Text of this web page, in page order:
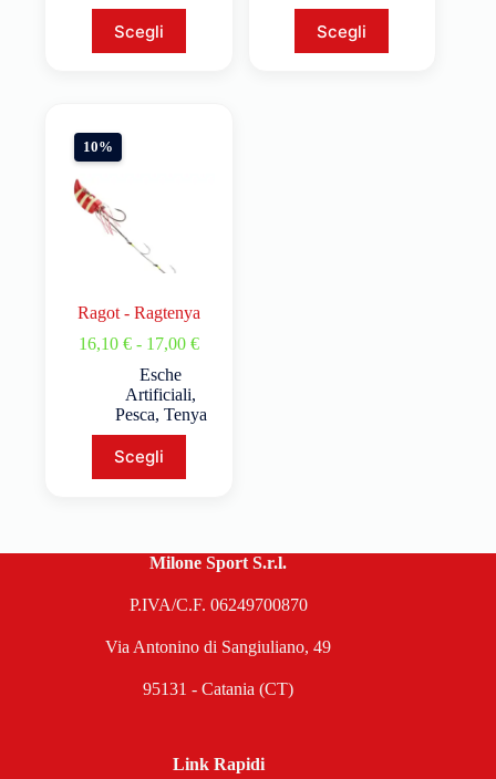
Scegli Scegli
10%
Ragot - Ragtenya
16,10 € - 17,00 €
Esche
Artificiali,
Pesca, Tenya
Scegli
Milone Sport S.r.l.
P.IVA/C.F. 06249700870
Via Antonino di Sangiuliano, 49
95131 - Catania (CT)
Link Rapidi